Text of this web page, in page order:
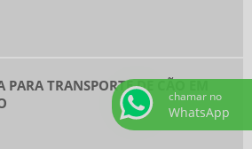
PARA TRANSPORTE DE CÃO EM
chamar no
WhatsApp